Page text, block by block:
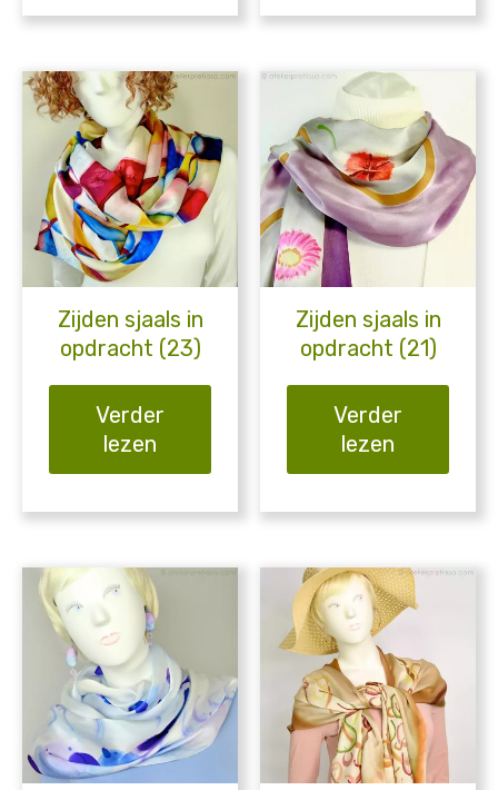
Zijden sjaals in
opdracht (23)
Verder
lezen
Zijden sjaals in
opdracht (21)
Verder
lezen